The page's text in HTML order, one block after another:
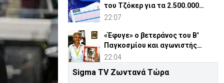
του Τζόκερ για τα 2.500.000
ευρώ
22:07
«Έφυγε» ο βετεράνος του Β'
Παγκοσμίου και αγωνιστής
ΕΟΚΑ, Παύλος Μ. Κασάπης
22:04
«Όχι» 9 χωρών σε ισχυρισμό
Sigma TV Ζωντανά Τώρα